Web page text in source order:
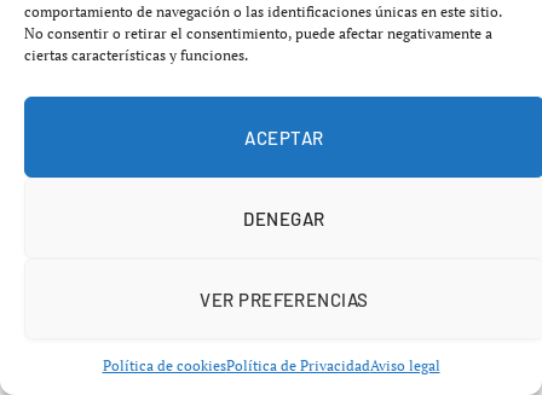
comportamiento de navegación o las identificaciones únicas en este sitio.
No consentir o retirar el consentimiento, puede afectar negativamente a
ciertas características y funciones.
ACEPTAR
DENEGAR
VER PREFERENCIAS
Política de cookiesPolítica de PrivacidadAviso legal
Sulaimán apunta a Crawford: una
acusación que incendia el debate
Lo que parecía una simple opinión se ha convertido en
Terence Crawford
conceder una hipotética revancha a Canelo Álvarez